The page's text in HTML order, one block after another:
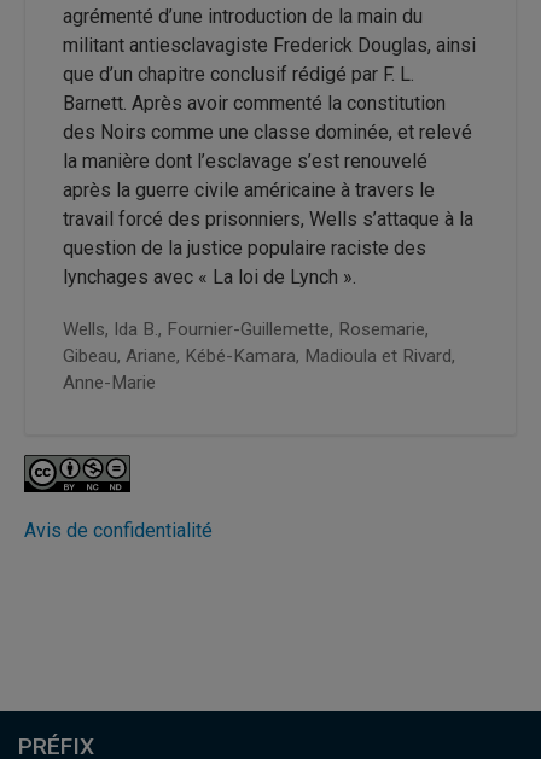
agrémenté d’une introduction de la main du
militant antiesclavagiste Frederick Douglas, ainsi
que d’un chapitre conclusif rédigé par F. L.
Barnett. Après avoir commenté la constitution
des Noirs comme une classe dominée, et relevé
la manière dont l’esclavage s’est renouvelé
après la guerre civile américaine à travers le
travail forcé des prisonniers, Wells s’attaque à la
question de la justice populaire raciste des
lynchages avec « La loi de Lynch ».
Wells, Ida B., Fournier-Guillemette, Rosemarie,
Gibeau, Ariane, Kébé-Kamara, Madioula et Rivard,
Anne-Marie
Avis de confidentialité
PRÉFIX